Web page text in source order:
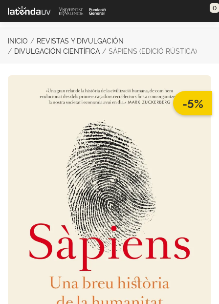
Saltar al contenido principal 0
INICIO
REVISTAS Y DIVULGACIÓN
DIVULGACIÓN CIENTÍFICA
SÀPIENS (EDICIÓ RÚSTICA)
-5%